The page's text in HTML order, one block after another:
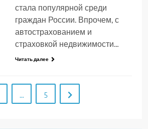
стала популярной среди
граждан России. Впрочем, с
автострахованием и
страховкой недвижимости…
Читать далее
… 5